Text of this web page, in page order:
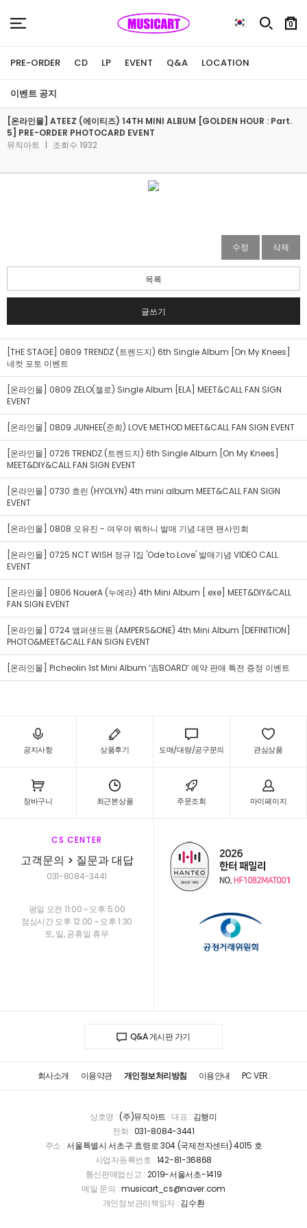
0
PRE-ORDER CD LP EVENT Q&A LOCATION
이벤트 공지
[온라인몰] ATEEZ (에이티즈) 14TH MINI ALBUM [GOLDEN HOUR : Part.
5] PRE-ORDER PHOTOCARD EVENT
뮤직아트 | 조회수 1932
수정 삭제
목록
글쓰기
[THE STAGE] 0809 TRENDZ (트렌드지) 6th Single Album [On My Knees]
네컷 포토 이벤트
[온라인몰] 0809 ZELO(젤로) Single Album [ELA] MEET&CALL FAN SIGN
EVENT
[온라인몰] 0809 JUNHEE(준희) LOVE METHOD MEET&CALL FAN SIGN EVENT
[온라인몰] 0726 TRENDZ (트렌드지) 6th Single Album [On My Knees]
MEET&DIY&CALL FAN SIGN EVENT
[온라인몰] 0730 효린 (HYOLYN) 4th mini album MEET&CALL FAN SIGN
EVENT
[온라인몰] 0808 오유진 - 여우야 뭐하니 발매 기념 대면 팬사인회
[온라인몰] 0725 NCT WISH 정규 1집 'Ode to Love' 발매기념 VIDEO CALL
EVENT
[온라인몰] 0806 NouerA (누에라) 4th Mini Album [.exe] MEET&DIY&CALL
FAN SIGN EVENT
[온라인몰] 0724 앰퍼샌드원 (AMPERS&ONE) 4th Mini Album [DEFINITION]
PHOTO&MEET&CALL FAN SIGN EVENT
[온라인몰] Picheolin 1st Mini Album ‘吉BOARD’ 예약 판매 특전 증정 이벤트
공지사항 상품후기 도매/대량/공구문의 관심상품
장바구니 최근본상품 주문조회 마이페이지
CS CENTER
고객문의 > 질문과 대답
031-8084-3441
평일 오전 11:00 ~ 오후 5:00
점심시간 오후 12:00 ~ 오후 1:30
토, 일, 공휴일 휴무
Q&A 게시판 가기
회사소개 이용약관 개인정보처리방침 이용안내 PC VER.
상호명 :(주)뮤직아트 대표 : 김행미
전화 : 031-8084-3441
주소 :서울특별시 서초구 효령로 304 (국제전자센터) 4015 호
사업자등록번호 : 142-81-36868
통신판매업신고 : 2019-서울서초-1419
메일 문의 :musicart_cs@naver.com
개인정보관리책임자 : 김수환